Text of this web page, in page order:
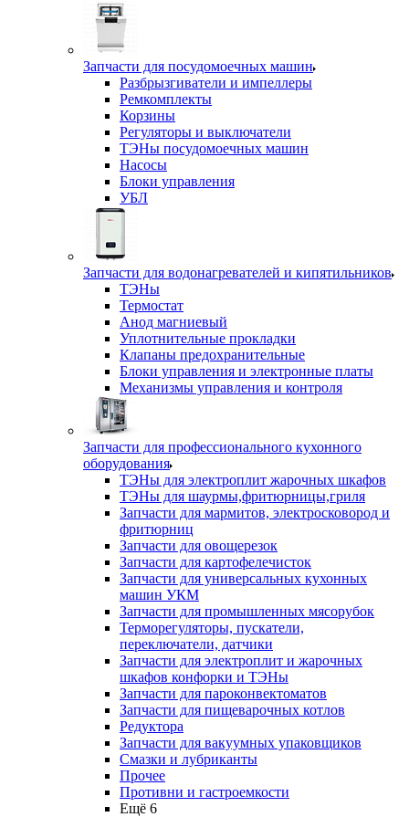
Запчасти для посудомоечных машин
Разбрызгиватели и импеллеры
Ремкомплекты
Корзины
Регуляторы и выключатели
ТЭНы посудомоечных машин
Насосы
Блоки управления
УБЛ
Запчасти для водонагревателей и кипятильников
ТЭНы
Термостат
Анод магниевый
Уплотнительные прокладки
Клапаны предохранительные
Блоки управления и электронные платы
Механизмы управления и контроля
Запчасти для профессионального кухонного
оборудования
ТЭНы для электроплит жарочных шкафов
ТЭНы для шаурмы,фритюрницы,гриля
Запчасти для мармитов, электросковород и
фритюрниц
Запчасти для овощерезок
Запчасти для картофелечисток
Запчасти для универсальных кухонных
машин УКМ
Запчасти для промышленных мясорубок
Терморегуляторы, пускатели,
переключатели, датчики
Запчасти для электроплит и жарочных
шкафов конфорки и ТЭНы
Запчасти для пароконвектоматов
Запчасти для пищеварочных котлов
Редуктора
Запчасти для вакуумных упаковщиков
Смазки и лубриканты
Прочее
Противни и гастроемкости
Ещё 6